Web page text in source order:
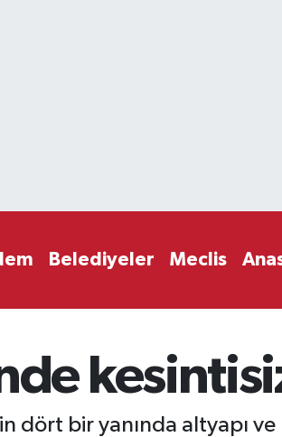
Belediyeler Meclis
dört bir yanında altyapı